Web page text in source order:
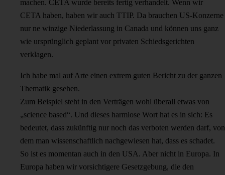
machen. CETA wurde bereits fertig verhandelt. Wenn wir
CETA haben, haben wir auch TTIP. Da brauchen US-Konzerne
nur ne winzige Niederlassung in Canada und können uns ganz
wie ursprünglich geplant vor privaten Schiedsgerichten
verklagen.
Ich habe mal auf Arte einen extrem guten Bericht zu der ganzen
Thematik gesehen.
Zum Beispiel steht in den Verträgen wohl überall etwas von
„science based“. Und dieses harmlose Wort hat es in sich: Es
bedeutet, dass zukünftig nur noch das verboten werden darf, von
dem man wissenschaftlich nachgewiesen hat, dass es schadet.
So ist es momentan auch in den USA. Aber nicht in Europa. In
Europa haben wir vorsichtigere Gesetzgebung, die den